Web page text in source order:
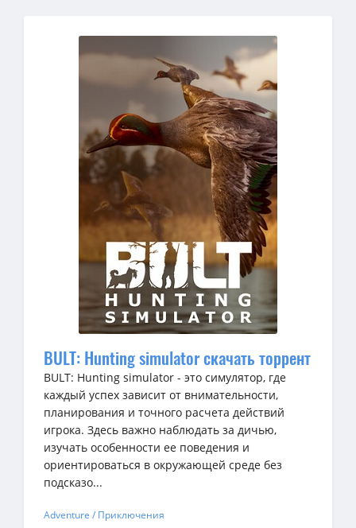
BULT: Hunting simulator скачать торрент
BULT: Hunting simulator - это симулятор, где
каждый успех зависит от внимательности,
планирования и точного расчета действий
игрока. Здесь важно наблюдать за дичью,
изучать особенности ее поведения и
ориентироваться в окружающей среде без
подсказо...
Adventure / Приключения